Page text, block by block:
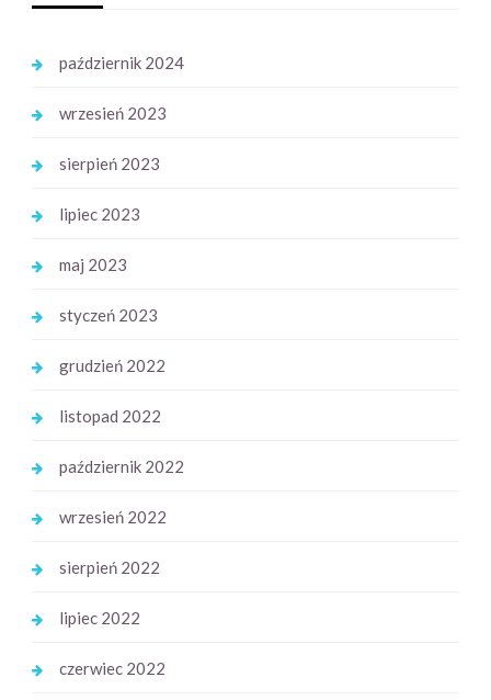
październik 2024
wrzesień 2023
sierpień 2023
lipiec 2023
maj 2023
styczeń 2023
grudzień 2022
listopad 2022
październik 2022
wrzesień 2022
sierpień 2022
lipiec 2022
czerwiec 2022